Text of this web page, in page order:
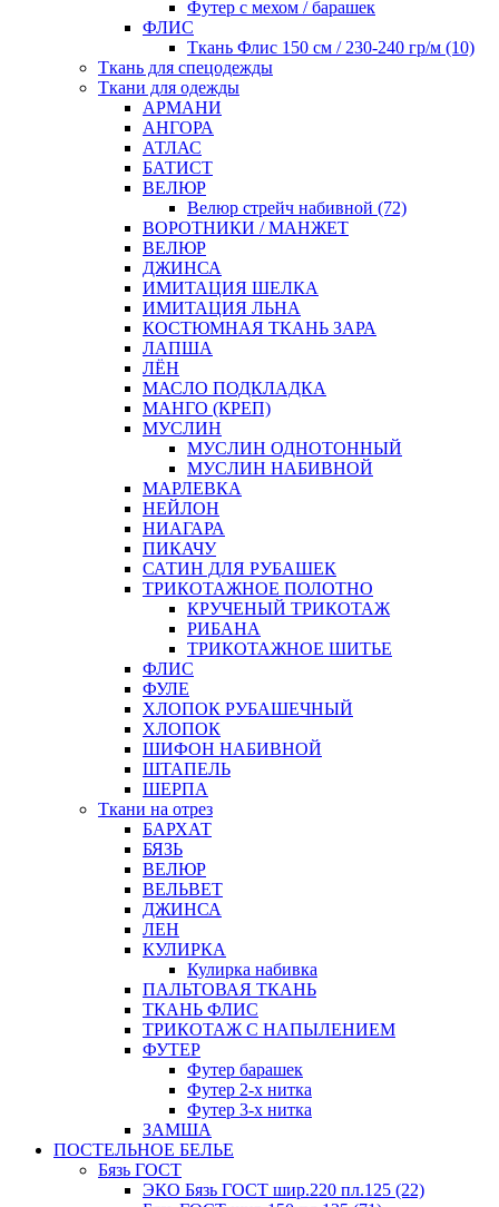
Футер с мехом / барашек
ФЛИС
Ткань Флис 150 см / 230-240 гр/м (10)
Ткань для спецодежды
Ткани для одежды
АРМАНИ
АНГОРА
АТЛАС
БАТИСТ
ВЕЛЮР
Велюр стрейч набивной (72)
ВОРОТНИКИ / МАНЖЕТ
ВЕЛЮР
ДЖИНСА
ИМИТАЦИЯ ШЕЛКА
ИМИТАЦИЯ ЛЬНА
КОСТЮМНАЯ ТКАНЬ ЗАРА
ЛАПША
ЛЁН
МАСЛО ПОДКЛАДКА
МАНГО (КРЕП)
МУСЛИН
МУСЛИН ОДНОТОННЫЙ
МУСЛИН НАБИВНОЙ
МАРЛЕВКА
НЕЙЛОН
НИАГАРА
ПИКАЧУ
САТИН ДЛЯ РУБАШЕК
ТРИКОТАЖНОЕ ПОЛОТНО
КРУЧЕНЫЙ ТРИКОТАЖ
РИБАНА
ТРИКОТАЖНОЕ ШИТЬЕ
ФЛИС
ФУЛЕ
ХЛОПОК РУБАШЕЧНЫЙ
ХЛОПОК
ШИФОН НАБИВНОЙ
ШТАПЕЛЬ
ШЕРПА
Ткани на отрез
БАРХАТ
БЯЗЬ
ВЕЛЮР
ВЕЛЬВЕТ
ДЖИНСА
ЛЕН
КУЛИРКА
Кулирка набивка
ПАЛЬТОВАЯ ТКАНЬ
ТКАНЬ ФЛИС
ТРИКОТАЖ С НАПЫЛЕНИЕМ
ФУТЕР
Футер барашек
Футер 2-х нитка
Футер 3-х нитка
ЗАМША
ПОСТЕЛЬНОЕ БЕЛЬЕ
Бязь ГОСТ
ЭКО Бязь ГОСТ шир.220 пл.125 (22)